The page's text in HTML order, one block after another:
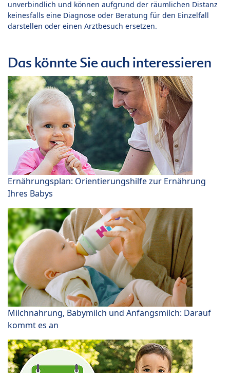
unverbindlich und können aufgrund der räumlichen Distanz
keinesfalls eine Diagnose oder Beratung für den Einzelfall
darstellen oder einen Arztbesuch ersetzen.
Das könnte Sie auch interessieren
Ernährungsplan: Orientierungshilfe zur Ernährung
Ihres Babys
Milchnahrung, Babymilch und Anfangsmilch: Darauf
kommt es an